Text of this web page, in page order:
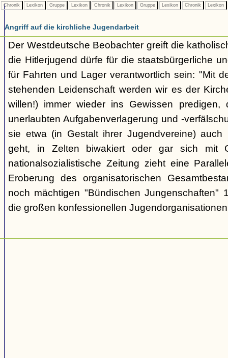
Chronik Lexikon Gruppe Lexikon Chronik Lexikon Gruppe Lexikon Chronik Lexikon
Angriff auf die kirchliche Jugendarbeit
Der Westdeutsche Beobachter greift die
die Hitlerjugend dürfe für die staatsbürgerliche
für Fahrten und Lager verantwortlich sein: "Mit
stehenden Leidenschaft werden wir es der
willen!) immer wieder ins Gewissen
unerlaubten Aufgabenverlagerung und -
sie etwa (in Gestalt ihrer Jugendvereine) auch
geht, in Zelten biwakiert oder gar sich mit
nationalsozialistische Zeitung zieht eine
Eroberung des organisatorischen
noch mächtigen "Bündischen Jungenschaften"
die großen konfessionellen